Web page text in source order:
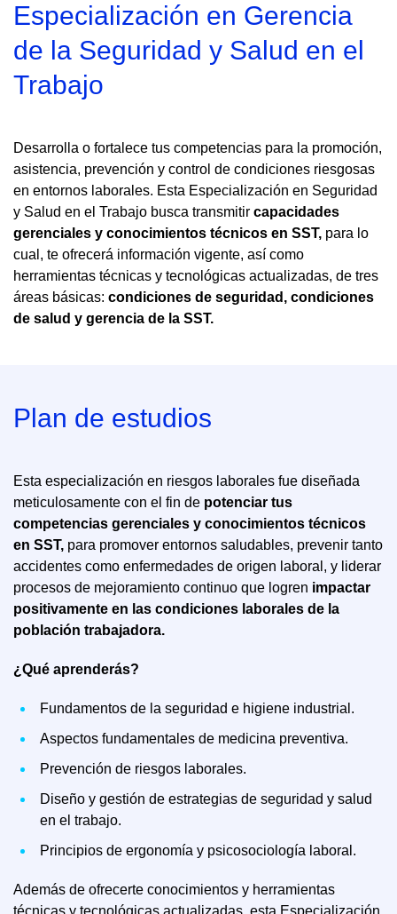
Especialización en Gerencia
de la Seguridad y Salud en el
Trabajo
Desarrolla o fortalece tus competencias para la promoción,
asistencia, prevención y control de condiciones riesgosas
en entornos laborales. Esta Especialización en Seguridad
y Salud en el Trabajo busca transmitir capacidades
gerenciales y conocimientos técnicos en SST, para lo
cual, te ofrecerá información vigente, así como
herramientas técnicas y tecnológicas actualizadas, de tres
áreas básicas: condiciones de seguridad, condiciones
de salud y gerencia de la SST.
Plan de estudios
Esta especialización en riesgos laborales fue diseñada
meticulosamente con el fin de potenciar tus
competencias gerenciales y conocimientos técnicos
en SST, para promover entornos saludables, prevenir tanto
accidentes como enfermedades de origen laboral, y liderar
procesos de mejoramiento continuo que logren impactar
positivamente en las condiciones laborales de la
población trabajadora.
¿Qué aprenderás?
Fundamentos de la seguridad e higiene industrial.
Aspectos fundamentales de medicina preventiva.
Prevención de riesgos laborales.
Diseño y gestión de estrategias de seguridad y salud
en el trabajo.
Principios de ergonomía y psicosociología laboral.
Además de ofrecerte conocimientos y herramientas